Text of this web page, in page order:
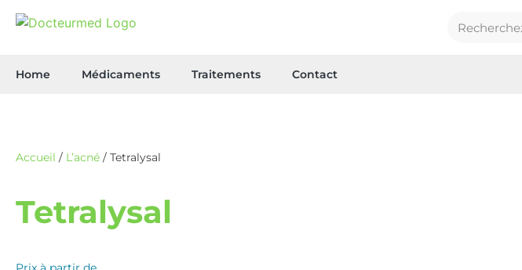
Home Médicaments Traitements Contact
Accueil / L’acné / Tetralysal
Tetralysal